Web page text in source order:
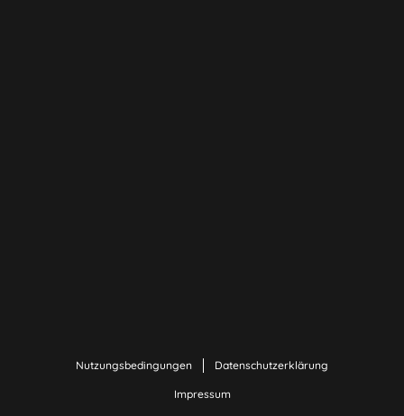
Nutzungsbedingungen Datenschutzerklärung
Impressum